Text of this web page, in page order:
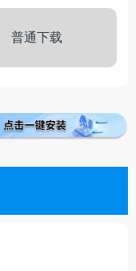
普通下载